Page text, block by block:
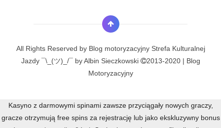
All Rights Reserved by Blog motoryzacyjny Strefa Kulturalnej
Jazdy ¯\_(ツ)_/¯ by Albin Sieczkowski
2013-2020 | Blog
Motoryzacyjny
Kasyno z darmowymi spinami zawsze przyciągały nowych graczy,
gracze otrzymują free spins za rejestrację lub jako ekskluzywny bonus